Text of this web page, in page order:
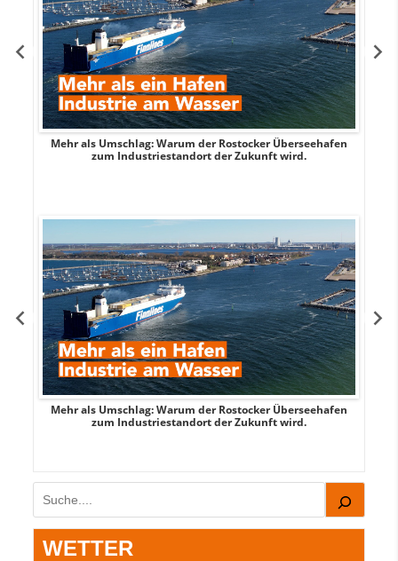
Mehr als Umschlag: Warum der Rostocker Überseehafen
zum Industriestandort der Zukunft wird.
Mehr als Umschlag: Warum der Rostocker Überseehafen
zum Industriestandort der Zukunft wird.
Suchen
WETTER